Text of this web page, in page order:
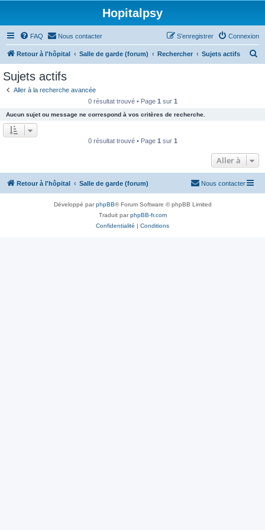
Hopitalpsy
FAQ Nous contacter Connexion
S’enregistrer
Retour à l'hôpital Salle de garde (forum) Rechercher Sujets actifs
e
Sujets actifs
Aller à la recherche avancée
0 résultat trouvé • Page 1 sur 1
Aucun sujet ou message ne correspond à vos critères de recherche.
0 résultat trouvé • Page 1 sur 1
Aller à
Retour à l'hôpital Salle de garde (forum) Nous contacter
Développé parphpBB® Forum Software © phpBB Limited
Traduit parphpBB-fr.com
Confidentialité | Conditions